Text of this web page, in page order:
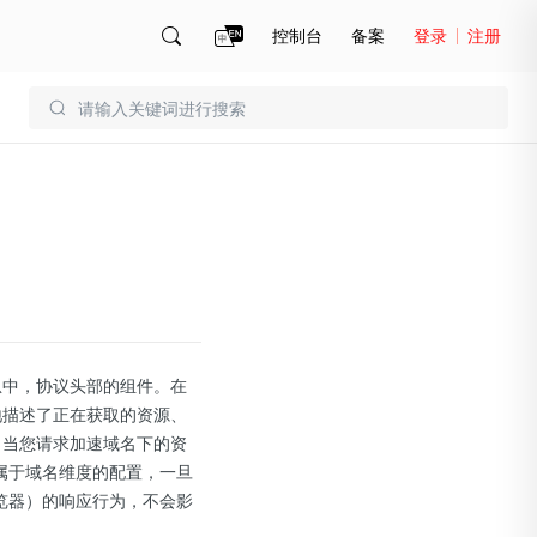
控制台 备案 登录 注册
，协议头部的组件。在
述了正在获取的资源、
您请求加速域名下的资
域名维度的配置，一旦
器）的响应行为，不会影